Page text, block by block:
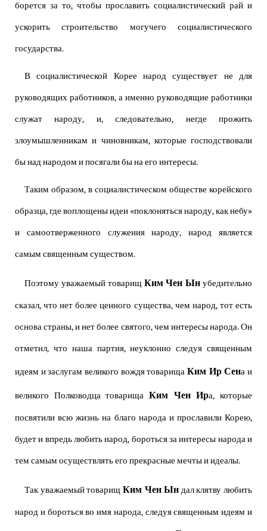
борется за то, чтобы прославить социалистический рай и
ускорить строительство могучего социалистического
государства.
В социалистической Корее народ существует не для
руководящих работников, а именно руководящие работники
служат народу, и, следовательно, негде прожить
злоумышленникам и чиновникам, которые господствовали
бы над народом и посягали бы на его интересы.
Таким образом, в социалистическом обществе корейского
образца, где воплощены идеи «поклоняться народу, как небу»
и самоотверженного служения народу, народ является
самым священным существом.
Поэтому уважаемый товарищ Ким Чен Ын убедительно
сказал, что нет более ценного существа, чем народ, тот есть
основа страны, и нет более святого, чем интересы народа. Он
отметил, что наша партия, неуклонно следуя священным
идеям и заслугам великого вождя товарища Ким Ир Сена и
великого Полководца товарища Ким Чен Ира, которые
посвятили всю жизнь на благо народа и прославили Корею,
будет и впредь любить народ, бороться за интересы народа и
тем самым осуществлять его прекрасные мечты и идеалы.
Так уважаемый товарищ Ким Чен Ын дал клятву любить
народ и бороться во имя народа, следуя священным идеям и